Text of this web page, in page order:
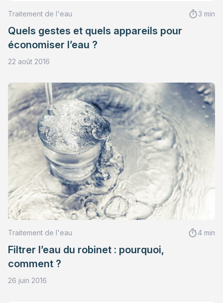
Traitement de l'eau 3 min
Quels gestes et quels appareils pour
économiser l’eau ?
22 août 2016
Traitement de l'eau 4 min
Filtrer l’eau du robinet : pourquoi,
comment ?
26 juin 2016